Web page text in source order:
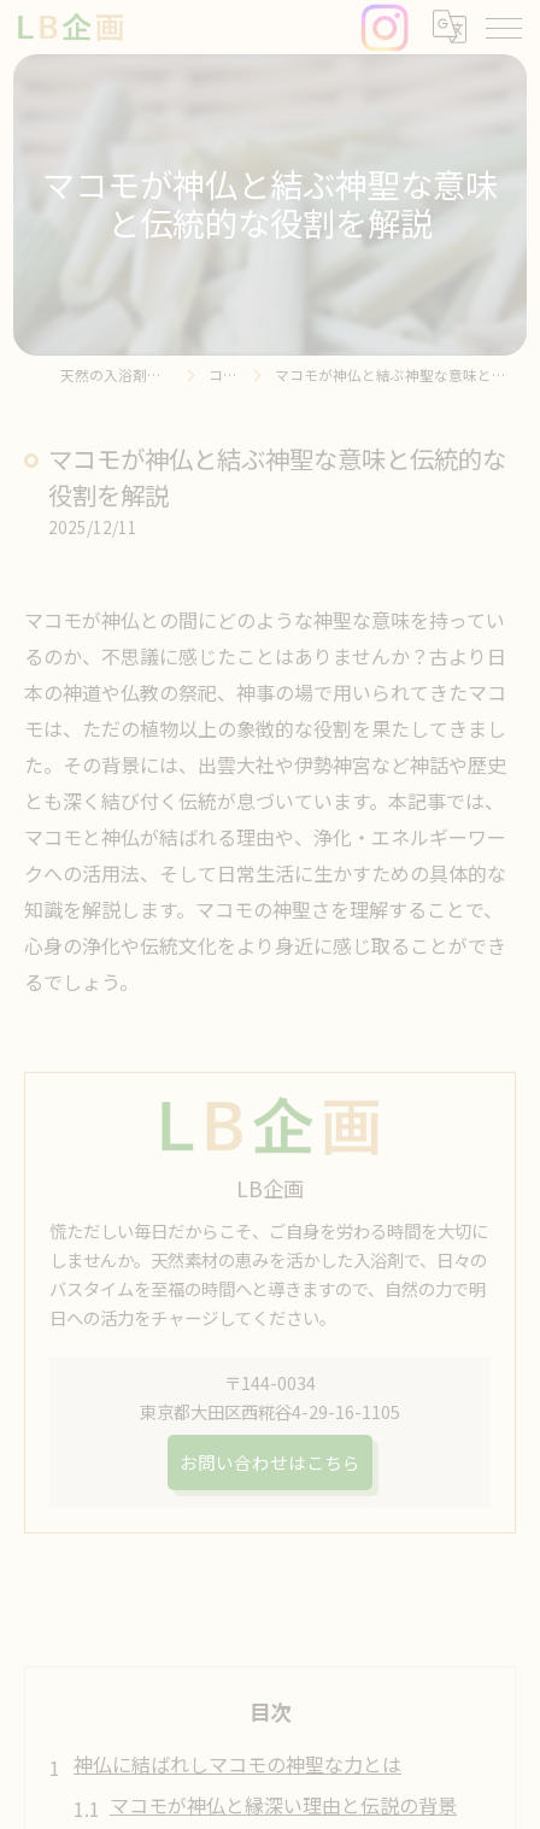
マコモが神仏と結ぶ神聖な意味
と伝統的な役割を解説
天然の入浴剤ならLB企画 コラム マコモが神仏と結ぶ神聖な意味と伝統的な役割を解説
マコモが神仏と結ぶ神聖な意味と伝統的な
役割を解説
2025/12/11
マコモが神仏との間にどのような神聖な意味を持ってい
るのか、不思議に感じたことはありませんか？古より日
本の神道や仏教の祭祀、神事の場で用いられてきたマコ
モは、ただの植物以上の象徴的な役割を果たしてきまし
た。その背景には、出雲大社や伊勢神宮など神話や歴史
とも深く結び付く伝統が息づいています。本記事では、
マコモと神仏が結ばれる理由や、浄化・エネルギーワー
クへの活用法、そして日常生活に生かすための具体的な
知識を解説します。マコモの神聖さを理解することで、
心身の浄化や伝統文化をより身近に感じ取ることができ
るでしょう。
LB企画
慌ただしい毎日だからこそ、ご自身を労わる時間を大切に
しませんか。天然素材の恵みを活かした入浴剤で、日々の
バスタイムを至福の時間へと導きますので、自然の力で明
日への活力をチャージしてください。
〒144-0034
東京都大田区西糀谷4-29-16-1105
お問い合わせはこちら
目次
神仏に結ばれしマコモの神聖な力とは
マコモが神仏と縁深い理由と伝説の背景